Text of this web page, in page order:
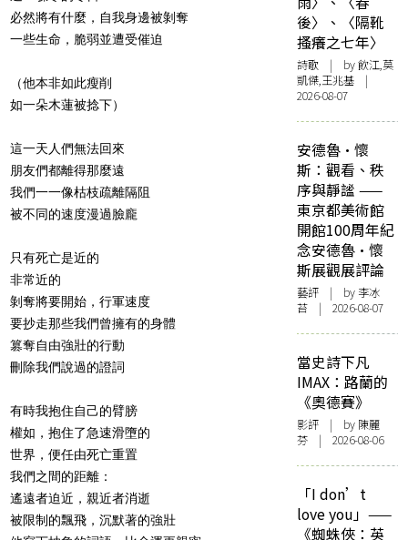
必然將有什麼，自我身邊被剝奪
一些生命，脆弱並遭受催迫
（他本非如此瘦削
如一朵木蓮被捻下）
這一天人們無法回來
朋友們都離得那麼遠
我們一一像枯枝疏離隔阻
被不同的速度漫過臉龐
只有死亡是近的
非常近的
剝奪將要開始，行軍速度
要抄走那些我們曾擁有的身體
篡奪自由強壯的行動
刪除我們說過的證詞
有時我抱住自己的臂膀
權如，抱住了急速滑墮的
世界，便任由死亡重置
我們之間的距離：
遙遠者迫近，親近者消逝
被限制的飄飛，沉默著的強壯
後〉、〈隔靴
搔癢之七年〉
詩歌 | by 飲江,莫
凱傑,王兆基 |
2026-08-07
安德魯·懷
斯：觀看、秩
序與靜謐 ——
東京都美術館
開館100周年紀
念安德魯·懷
斯展觀展評論
藝評 | by 李冰
苔 | 2026-08-07
當史詩下凡
IMAX：路蘭的
《奧德賽》
影評 | by 陳麗
芬 | 2026-08-06
「I don’t
love you」——
《蜘蛛俠：英